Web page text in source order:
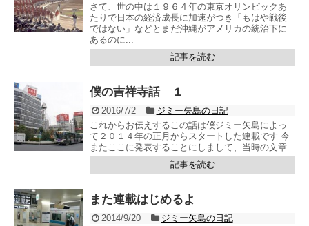
さて、世の中は１９６４年の東京オリンピックあ
たりで日本の経済成長に加速がつき「もはや戦後
ではない」などとまだ沖縄がアメリカの統治下に
あるのに...
記事を読む
僕の吉祥寺話 １
2016/7/2
ジミー矢島の日記
これからお伝えするこの話は僕ジミー矢島によっ
て２０１４年の正月からスタートした連載です 今
またここに発表することにしまして、当時の文章...
記事を読む
また連載はじめるよ
2014/9/20
ジミー矢島の日記